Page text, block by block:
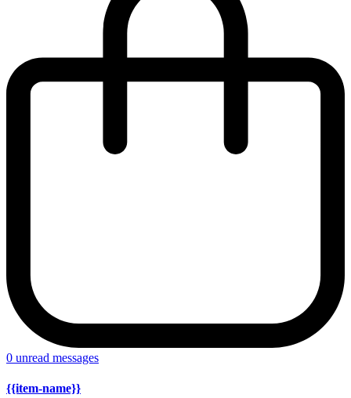
0 unread messages
{{item-name}}